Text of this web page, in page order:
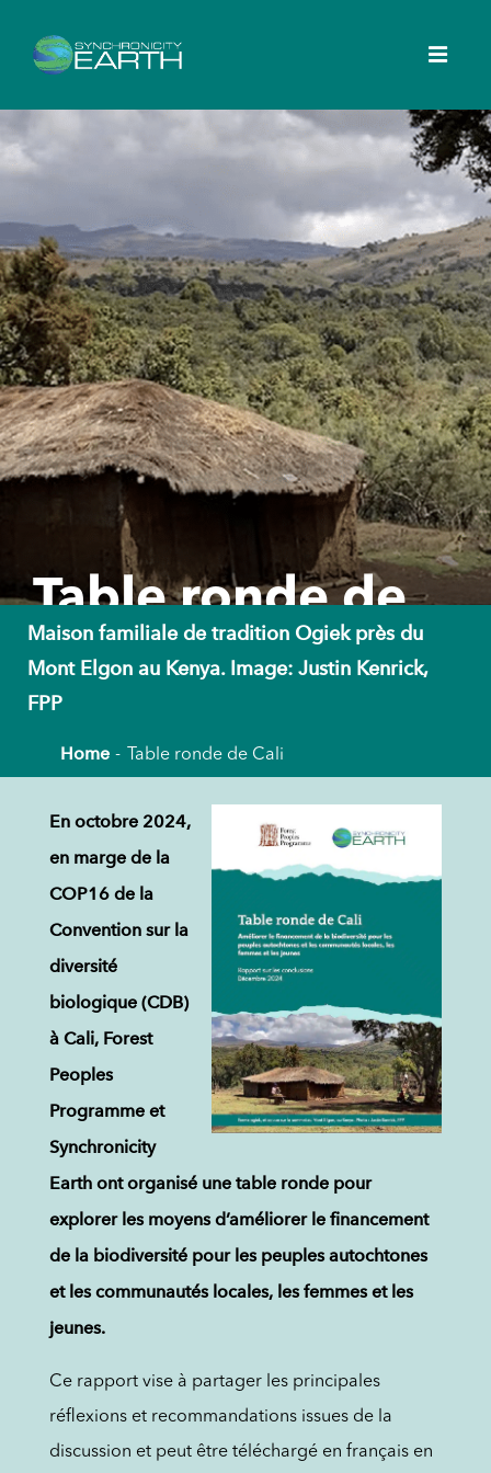
Table ronde de
Cali
Maison familiale de tradition Ogiek près du
Mont Elgon au Kenya. Image: Justin Kenrick,
FPP
Home Table ronde de Cali
En octobre 2024,
en marge de la
COP16 de la
Convention sur la
diversité
biologique (CDB)
à Cali, Forest
Peoples
Programme et
Synchronicity
Earth ont organisé une table ronde pour
explorer les moyens d’améliorer le financement
de la biodiversité pour les peuples autochtones
et les communautés locales, les femmes et les
jeunes.
Ce rapport vise à partager les principales
réflexions et recommandations issues de la
discussion et peut être téléchargé en français en